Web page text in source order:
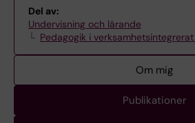
Del av:
Undervisning och lärande
Pedagogik i
Om mig
Publikationer